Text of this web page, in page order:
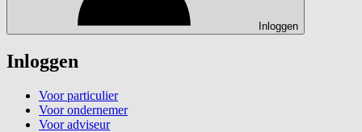
Inloggen
Inloggen
Voor particulier
Voor ondernemer
Voor adviseur